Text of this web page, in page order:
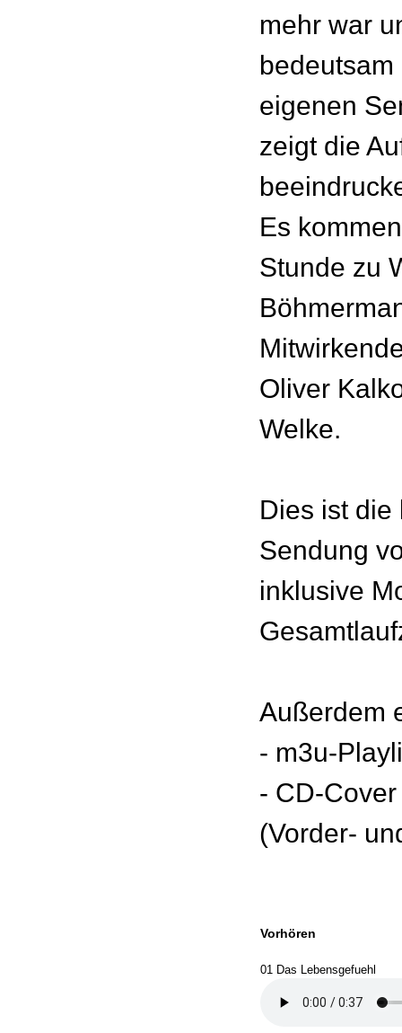
mehr war
eigenen
zeigt die
Es
Stunde zu
Oliver
Welke.
Dies ist die
Sendung
inklusive
Außerdem
- m3u-
- CD-
(Vorder-
Vorhören
01 Das Lebensgefuehl